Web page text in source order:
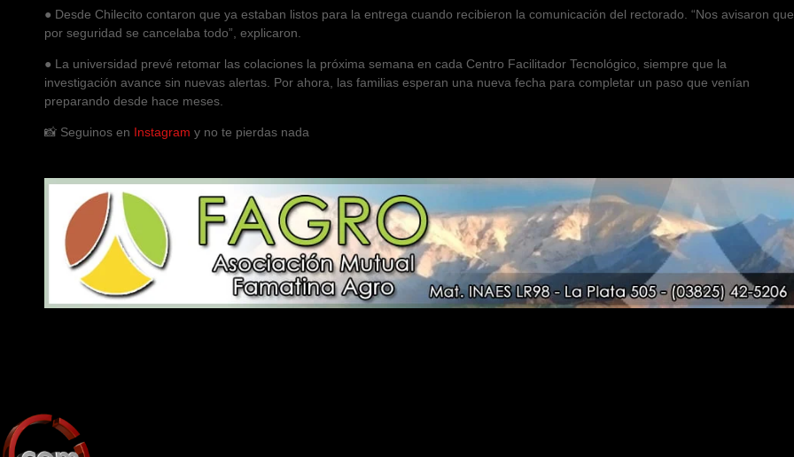
● Desde Chilecito contaron que ya estaban listos para la entrega cuando recibieron la comunicación del rectorado. “Nos avisaron que
por seguridad se cancelaba todo”, explicaron.
● La universidad prevé retomar las colaciones la próxima semana en cada Centro Facilitador Tecnológico, siempre que la
investigación avance sin nuevas alertas. Por ahora, las familias esperan una nueva fecha para completar un paso que venían
preparando desde hace meses.
📸 Seguinos en Instagram y no te pierdas nada